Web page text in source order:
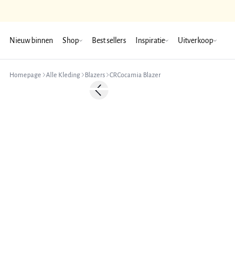
Nieuw binnen Shop Best sellers Inspiratie Uitverkoop
Homepage Alle Kleding Blazers CRCocamia Blazer
-50%Previous slide